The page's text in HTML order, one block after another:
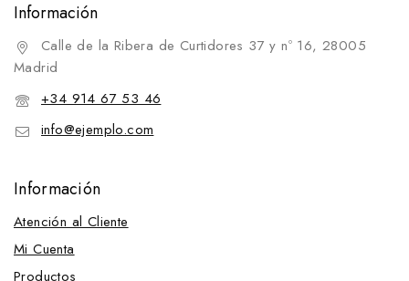
Información
Calle de la Ribera de Curtidores 37 y nº 16, 28005
Madrid
+34 914 67 53 46
info@ejemplo.com
Información
Atención al Cliente
Mi Cuenta
Productos